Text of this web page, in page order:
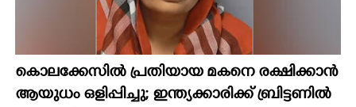
കൊലക്കേസിൽ പ്രതിയായ മകനെ രക്ഷിക്കാൻ
ആയുധം ഒളിപ്പിച്ചു; ഇന്ത്യക്കാരിക്ക് ബ്രിട്ടണിൽ